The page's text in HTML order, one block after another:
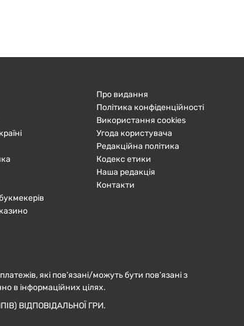
Про видання
Політика конфіденційності
Використання cookies
Угода користувача
Редакційна політика
Кодекс етики
Наша редакція
Контакти
які пов’язані/можуть бути пов’язані з
в інформаційних цілях.
ВІДПОВІДАЛЬНОЇ ГРИ.